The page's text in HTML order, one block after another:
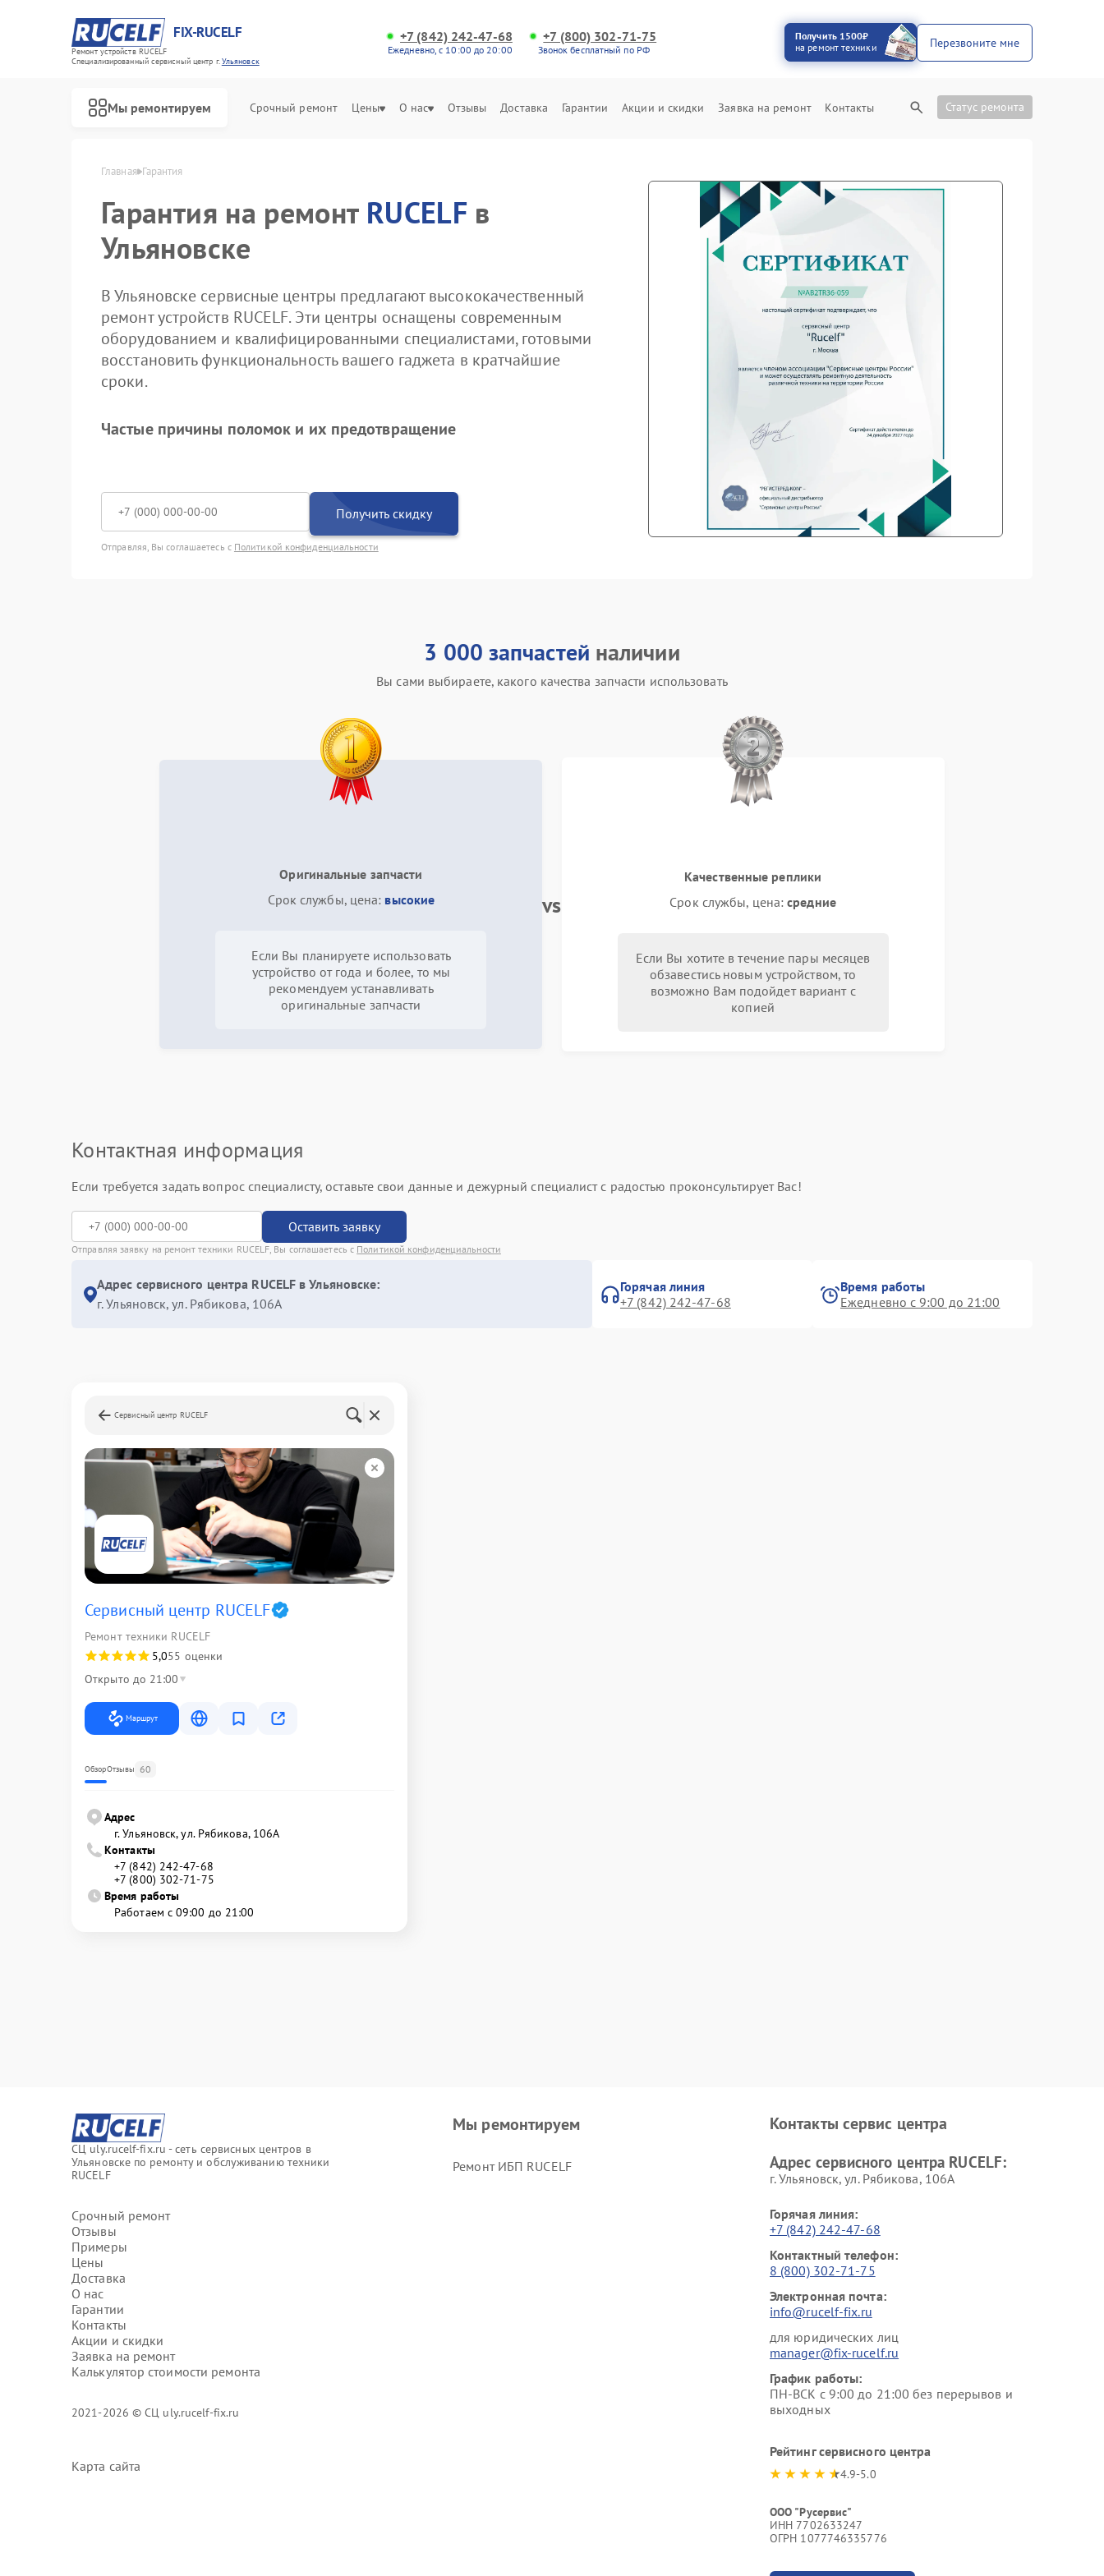
FIX-RUCELF
Ремонт устройств RUCELF
Специализированный cервисный центр г.Ульяновск
+7 (842) 242-47-68
Ежедневно, с 10:00 до 20:00
+7 (800) 302-71-75
Звонок бесплатный по РФ
Получить 1500₽
на ремонт техники
Перезвоните мне
Мы ремонтируем Срочный ремонт Цены О нас Отзывы Доставка Гарантии Акции и скидки Заявка на ремонт Контакты Статус ремонта
Главная Гарантия
Гарантия на ремонт RUCELF в
Ульяновске
В Ульяновске сервисные центры предлагают высококачественный
ремонт устройств RUCELF. Эти центры оснащены современным
оборудованием и квалифицированными специалистами, готовыми
восстановить функциональность вашего гаджета в кратчайшие
сроки.
Частые причины поломок и их предотвращение
Получить скидку
Отправляя, Вы соглашаетесь с Политикой конфиденциальности
3 000 запчастей наличии
Вы сами выбираете, какого качества запчасти использовать
Оригинальные запчасти
Срок службы, цена: высокие
Если Вы планируете использовать
устройство от года и более, то мы
рекомендуем устанавливать
оригинальные запчасти
vs
Качественные реплики
Срок службы, цена:средние
Если Вы хотите в течение пары месяцев
обзавестись новым устройством, то
возможно Вам подойдет вариант с
копией
Контактная информация
Если требуется задать вопрос специалисту, оставьте свои данные и дежурный специалист с радостью проконсультирует Вас!
Оставить заявку
Отправляя заявку на ремонт техники RUCELF, Вы соглашаетесь с Политикой конфиденциальности
Адрес сервисного центра RUCELF в Ульяновске:
г. Ульяновск, ул. Рябикова, 106А
Горячая линия
+7 (842) 242-47-68
Время работы
Ежедневно с 9:00 до 21:00
Сервисный центр RUCELF
Сервисный центр RUCELF
Ремонт техники RUCELF
5,055 оценки
Открыто до 21:00
Маршрут
ОбзорОтзывы 60
Адрес
г. Ульяновск, ул. Рябикова, 106А
Контакты
+7 (842) 242-47-68
+7 (800) 302-71-75
Время работы
Работаем с 09:00 до 21:00
СЦ uly.rucelf-fix.ru - сеть сервисных центров в
Ульяновске по ремонту и обслуживанию техники
RUCELF
Срочный ремонт
Отзывы
Примеры
Цены
Доставка
О нас
Гарантии
Контакты
Акции и скидки
Заявка на ремонт
Калькулятор стоимости ремонта
2021-2026 © СЦ uly.rucelf-fix.ru
Карта сайта
Мы ремонтируем
Ремонт ИБП RUCELF
Контакты сервис центра
Адрес сервисного центра RUCELF:
г. Ульяновск, ул. Рябикова, 106А
Горячая линия:
+7 (842) 242-47-68
Контактный телефон:
8 (800) 302-71-75
Электронная почта:
info@rucelf-fix.ru
для юридических лиц
manager@fix-rucelf.ru
График работы:
ПН-ВСК с 9:00 до 21:00 без перерывов и
выходных
Рейтинг сервисного центра
4.9-5.0
ООО "Русервис"
ИНН 7702633247
ОГРН 1077746335776